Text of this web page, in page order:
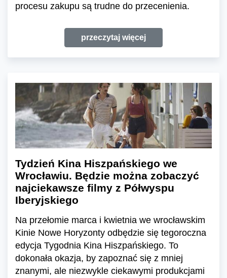
procesu zakupu są trudne do przecenienia.
przeczytaj więcej
Tydzień Kina Hiszpańskiego we
Wrocławiu. Będzie można zobaczyć
najciekawsze filmy z Półwyspu
Iberyjskiego
Na przełomie marca i kwietnia we wrocławskim
Kinie Nowe Horyzonty odbędzie się tegoroczna
edycja Tygodnia Kina Hiszpańskiego. To
dokonała okazja, by zapoznać się z mniej
znanymi, ale niezwykle ciekawymi produkcjami